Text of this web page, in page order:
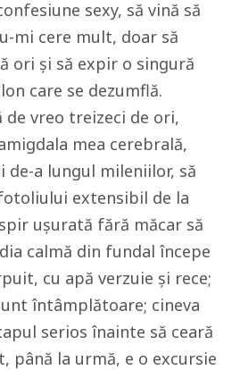
sexy, să vină să
mi cere mult, doar să
ori și să expir o singură
care se dezumflă.
de vreo treizeci de ori,
mea cerebrală,
de-a lungul mileniilor, să
extensibil de la
ușurată fără măcar să
calmă din fundal începe
cu apă verzuie și rece;
întâmplătoare; cineva
serios înainte să ceară
până la urmă, e o excursie